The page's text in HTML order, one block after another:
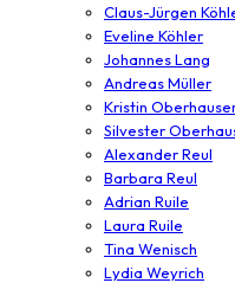
Claus-Jürgen
Eveline Köhler
Johannes Lang
Andreas Müller
Kristin
Silvester
Alexander Reul
Barbara Reul
Adrian Ruile
Laura Ruile
Tina Wenisch
Lydia Weyrich